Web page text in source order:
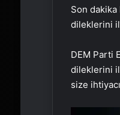
Son
dileklerini
DEM Parti
dileklerini
size